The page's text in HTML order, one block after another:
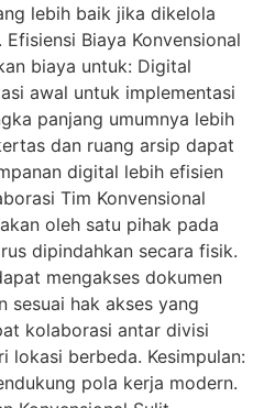
lebih baik jika dikelola
Biaya Konvensional
biaya untuk: Digital
awal untuk implementasi
panjang umumnya lebih
dan ruang arsip dapat
digital lebih efisien
Tim Konvensional
oleh satu pihak pada
dipindahkan secara fisik.
mengakses dokumen
sesuai hak akses yang
kolaborasi antar divisi
lokasi berbeda. Kesimpulan:
pola kerja modern.